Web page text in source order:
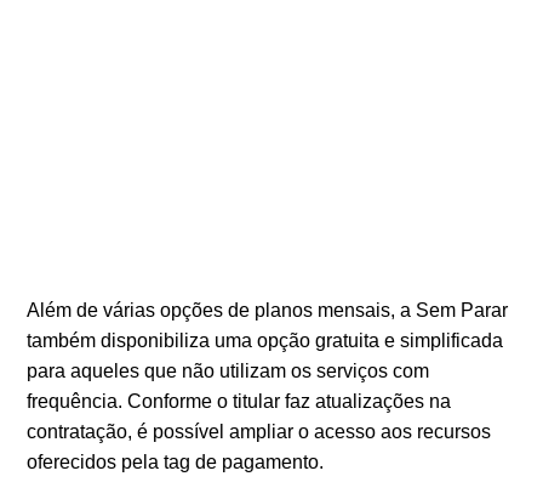
Além de várias opções de planos mensais, a Sem Parar
também disponibiliza uma opção gratuita e simplificada
para aqueles que não utilizam os serviços com
frequência. Conforme o titular faz atualizações na
contratação, é possível ampliar o acesso aos recursos
oferecidos pela tag de pagamento.